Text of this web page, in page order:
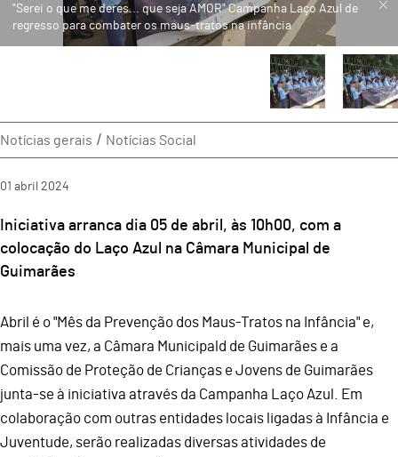
Notícias gerais Notícias Social
01 abril 2024
Iniciativa arranca dia 05 de abril, às 10h00, com a
colocação do Laço Azul na Câmara Municipal de
Guimarães
Abril é o "Mês da Prevenção dos Maus-Tratos na Infância" e,
mais uma vez, a Câmara Municipald de Guimarães e a
Comissão de Proteção de Crianças e Jovens de Guimarães
junta-se à iniciativa através da Campanha Laço Azul. Em
colaboração com outras entidades locais ligadas à Infância e
Juventude, serão realizadas diversas atividades de